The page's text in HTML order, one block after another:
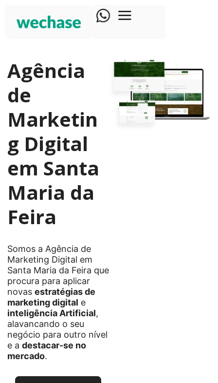
Agência
de
Marketin
g Digital
em Santa
Maria da
Feira
Somos a Agência de
Marketing Digital em
Santa Maria da Feira que
procura para aplicar
novas estratégias de
marketing digital e
inteligência Artificial,
alavancando o seu
negócio para outro nível
e a destacar-se no
mercado.